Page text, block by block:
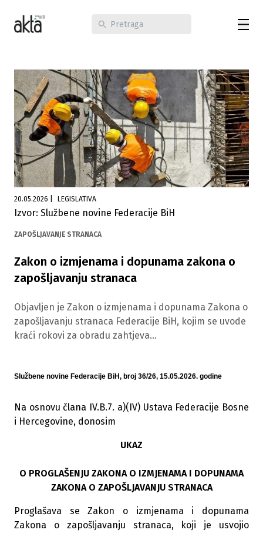
20.05.2026 LEGISLATIVA
Izvor: Službene novine Federacije BiH
ZAPOŠLJAVANJE STRANACA
Zakon o izmjenama i dopunama zakona o
zapošljavanju stranaca
Objavljen je Zakon o izmjenama i dopunama Zakona o
zapošljavanju stranaca Federacije BiH, kojim se uvode
kraći rokovi za obradu zahtjeva...
Službene novine Federacije BiH, broj 36/26, 15.05.2026. godine
Na osnovu člana IV.B.7. a)(IV) Ustava Federacije Bosne
i Hercegovine, donosim
UKAZ
O PROGLAŠENJU ZAKONA O IZMJENAMA I DOPUNAMA
ZAKONA O ZAPOŠLJAVANJU STRANACA
Proglašava se Zakon o izmjenama i dopunama
Zakona o zapošljavanju stranaca, koji je usvojio